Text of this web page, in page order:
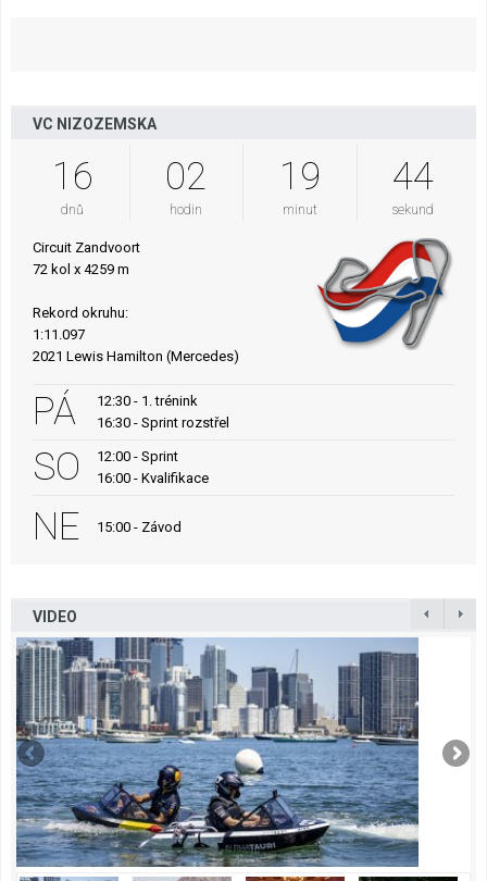
VC NIZOZEMSKA
16
dnů
02
hodin
19
minut
43
sekund
Circuit Zandvoort
72 kol x 4259 m
Rekord okruhu:
1:11.097
2021 Lewis Hamilton (Mercedes)
PÁ
12:30 - 1. trénink
16:30 - Sprint rozstřel
SO
12:00 - Sprint
16:00 - Kvalifikace
NE 15:00 - Závod
VIDEO